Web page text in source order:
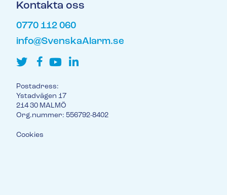
Kontakta oss
0770 112 060
info@SvenskaAlarm.se
Postadress:
Ystadvägen 17
214 30 MALMÖ
Org.nummer: 556792-8402
Cookies